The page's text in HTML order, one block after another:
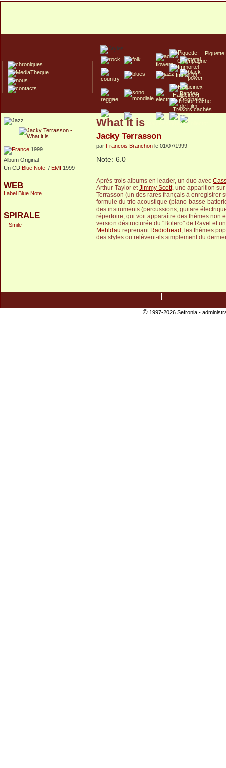
Piquette
Champagne
Immortel
Hallucinex!
Trésors cachés
Culte/Collector
1999
Album Original
Un CD Blue Note / EMI 1999
WEB
Label Blue Note
SPIRALE
Smile
What it is
Jacky Terrasson
par Francois Branchon le 01/07/1999
Note: 6.0
Après trois albums en leader, un duo avec
Arthur Taylor etJimmy Scott, une apparition
Terrasson (un des rares français à enregistrer
formule du trio acoustique (piano-basse-
des instruments (percussions, guitare
répertoire, qui voit apparaître des thèmes non
version déstructurée du "Bolero" de Ravel et
Mehldau reprenant Radiohead , les thèmes
des styles ou relèvent-ils simplement du
©1997-2026 Sefronia -